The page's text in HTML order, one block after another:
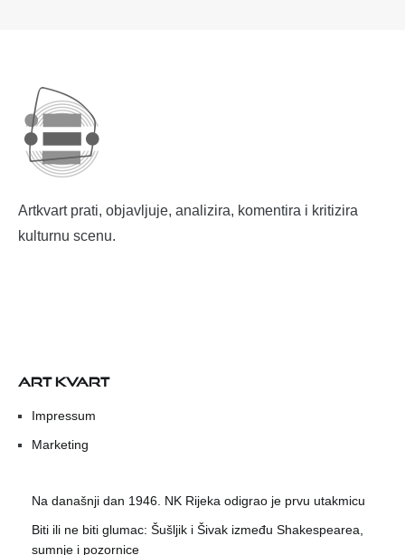
Artkvart prati, objavljuje, analizira, komentira i kritizira
kulturnu scenu.
ART KVART
Impressum
Marketing
Na današnji dan 1946. NK Rijeka odigrao je prvu utakmicu
Biti ili ne biti glumac: Šušljik i Šivak između Shakespearea,
sumnje i pozornice